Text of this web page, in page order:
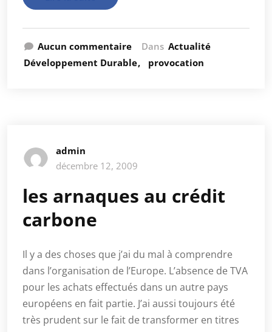
Aucun commentaire Dans Actualité
Développement Durable
provocation
admin
décembre 12, 2009
les arnaques au crédit
carbone
Il y a des choses que j’ai du mal à comprendre
dans l’organisation de l’Europe. L’absence de TVA
pour les achats effectués dans un autre pays
européens en fait partie. J’ai aussi toujours été
très prudent sur le fait de transformer en titres